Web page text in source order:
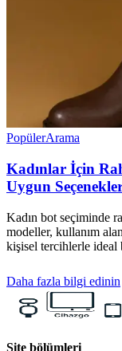
PopülerArama
Kadınlar İçin
Uygun
Kadın bot seçiminde
modeller, kullanım
kişisel tercihlerle ideal
Daha fazla bilgi edinin
Site bölümleri